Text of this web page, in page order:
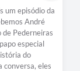
um episódio da
André
de Pederneiras
especial
do
conversa, eles